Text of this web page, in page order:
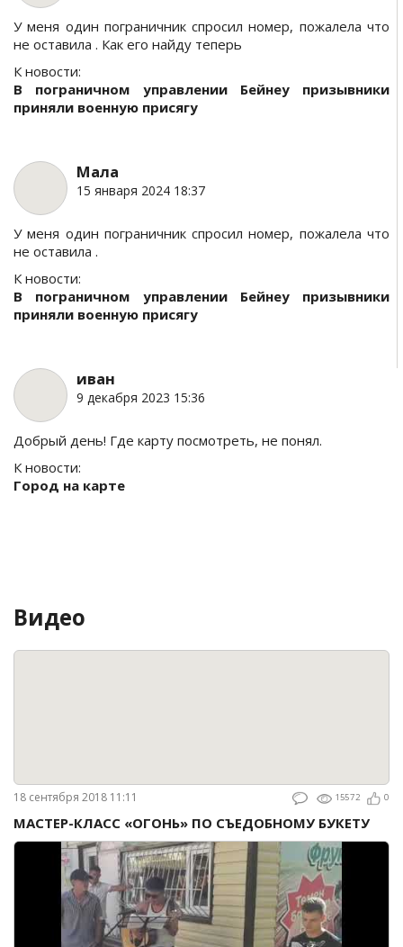
У меня один пограничник спросил номер, пожалела что
не оставила . Как его найду теперь
К новости:
В пограничном управлении Бейнеу призывники
приняли военную присягу
Мала
15 января 2024 18:37
У меня один пограничник спросил номер, пожалела что
не оставила .
К новости:
В пограничном управлении Бейнеу призывники
приняли военную присягу
иван
9 декабря 2023 15:36
Добрый день! Где карту посмотреть, не понял.
К новости:
Город на карте
Видео
18 сентября 2018 11:11 15572 0
МАСТЕР-КЛАСС «ОГОНЬ» ПО СЪЕДОБНОМУ БУКЕТУ